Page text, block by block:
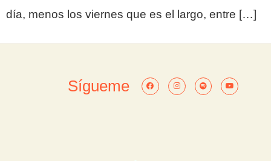
día, menos los viernes que es el largo, entre […]
Sígueme